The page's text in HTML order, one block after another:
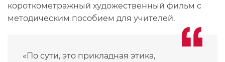
короткометражный художественный фильм с
методическим пособием для учителей.
«По сути, это прикладная этика,